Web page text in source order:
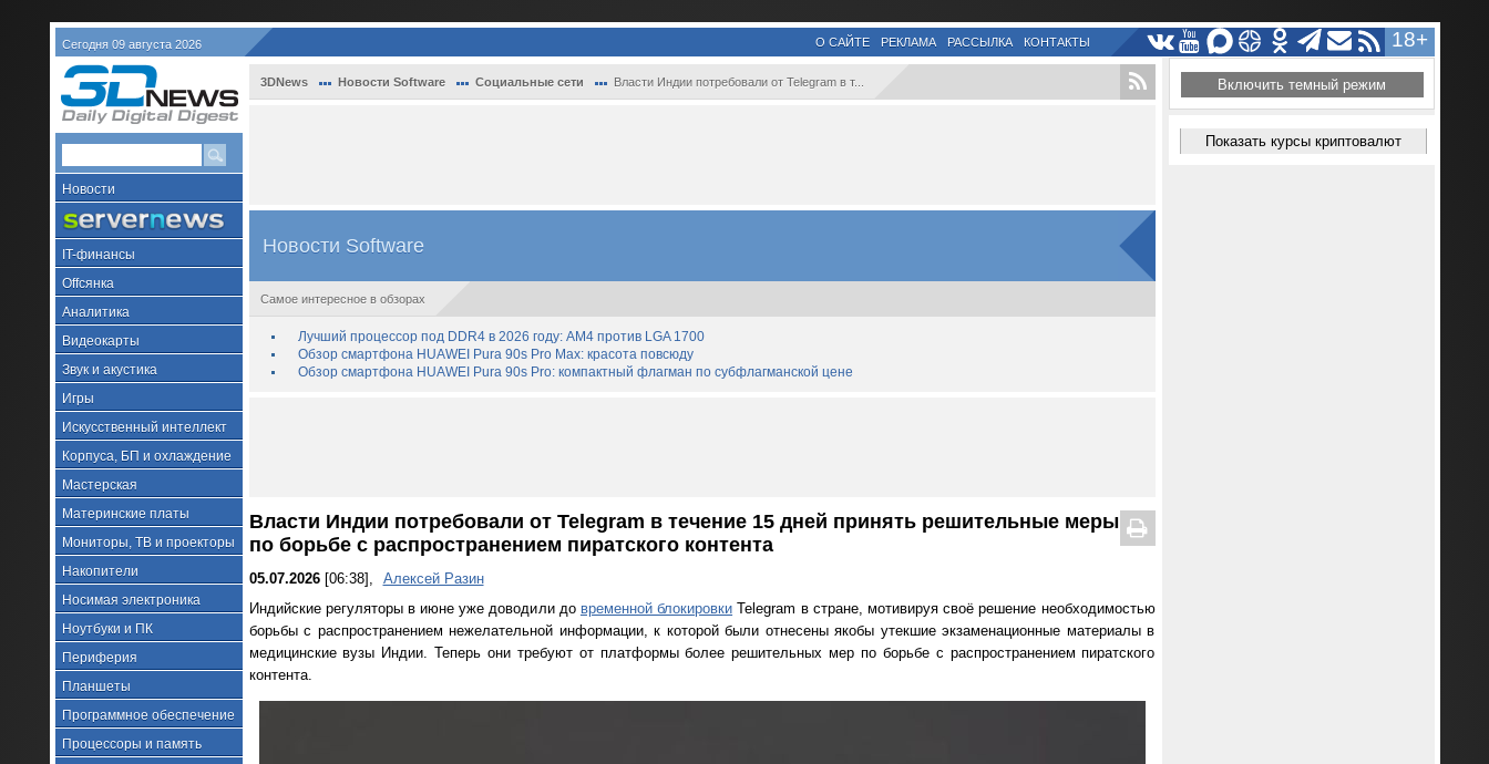
Сегодня 09 августа 2026 18+
О САЙТЕ РЕКЛАМА РАССЫЛКА КОНТАКТЫ
Новости
IT-финансы
Offсянка
Аналитика
Видеокарты
Звук и акустика
Игры
Искусственный интеллект
Корпуса, БП и охлаждение
Мастерская
Материнские платы
Мониторы, ТВ и проекторы
Накопители
Носимая электроника
Ноутбуки и ПК
Периферия
Планшеты
Программное обеспечение
Процессоры и память
3DNews Новости Software Социальные сети Власти Индии потребовали от Telegram в т...
Новости Software
Самое интересное в обзорах
Лучший процессор под DDR4 в 2026 году: AM4 против LGA 1700
Обзор смартфона HUAWEI Pura 90s Pro Max: красота повсюду
Обзор смартфона HUAWEI Pura 90s Pro: компактный флагман по субфлагманской цене
Власти Индии потребовали от Telegram в течение 15 дней принять решительные меры
по борьбе с распространением пиратского контента
05.07.2026[06:38],
Алексей Разин
Индийские регуляторы в июне уже доводили до временной блокировки Telegram в стране, мотивируя своё решение необходимостью
борьбы с распространением нежелательной информации, к которой были отнесены якобы утекшие экзаменационные материалы в
медицинские вузы Индии. Теперь они требуют от платформы более решительных мер по борьбе с распространением пиратского
контента.
Включить темный режим
Показать курсы криптовалют